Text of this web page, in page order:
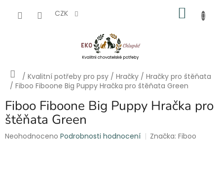
CZK
Domů
/ Kvalitní potřeby pro psy / Hračky / Hračky pro štěňata
/ Fiboo Fiboone Big Puppy Hračka pro štěňata Green
Fiboo Fiboone Big Puppy Hračka pro
štěňata Green
Průměrné
Neohodnoceno Podrobnosti hodnocení Značka:Fiboo